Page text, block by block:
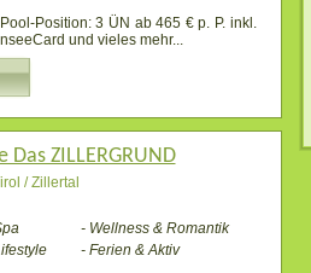
Position: 3 ÜN ab 465 € p. P. inkl.
und vieles mehr...
Das ZILLERGRUND
/ Zillertal
- Wellness & Romantik
- Ferien & Aktiv